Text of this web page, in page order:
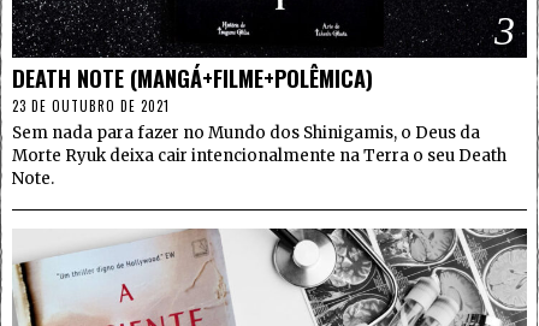
3
DEATH NOTE (MANGÁ+FILME+POLÊMICA)
23 DE OUTUBRO DE 2021
Sem nada para fazer no Mundo dos Shinigamis, o Deus da
Morte Ryuk deixa cair intencionalmente na Terra o seu Death
Note.